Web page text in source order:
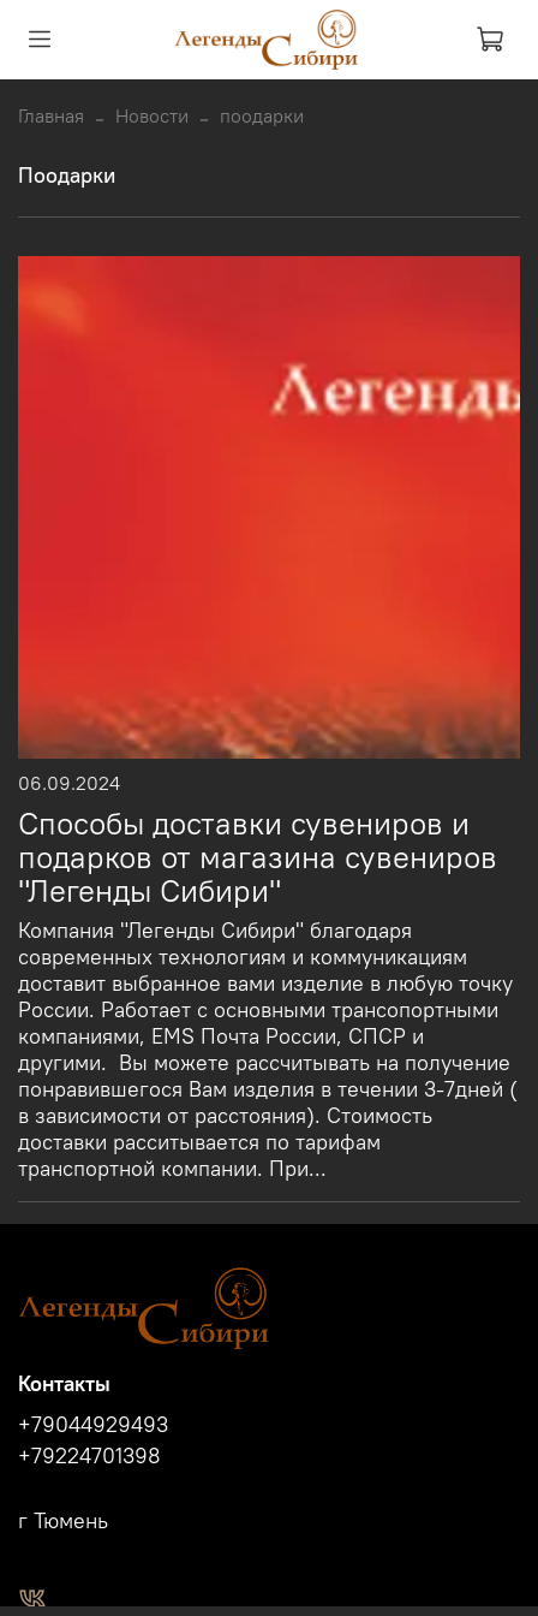
Главная Новости поодарки
поодарки
06.09.2024
Способы доставки сувениров и
подарков от магазина сувениров
"Легенды Сибири"
Компания "Легенды Сибири" благодаря
современных технологиям и коммуникациям
доставит выбранное вами изделие в любую точку
России. Работает с основными трансопортными
компаниями, EMS Почта России, СПСР и
другими. Вы можете рассчитывать на получение
понравившегося Вам изделия в течении 3-7дней (
в зависимости от расстояния). Стоимость
доставки расситывается по тарифам
транспортной компании. При...
Контакты
+79044929493
+79224701398
г Тюмень